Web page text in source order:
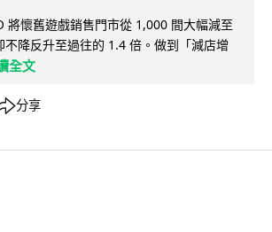
將懷舊遊戲銷售門市從 1,000 間大幅減至
降反升至過往的 1.4 倍。做到「減店增
全文
分享